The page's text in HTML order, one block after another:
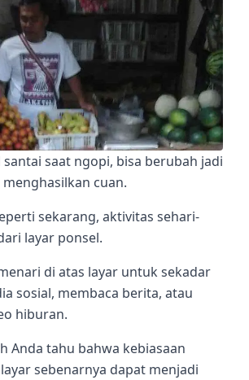
saat ngopi, bisa berubah jadi
cuan.
sekarang, aktivitas sehari-
layar ponsel.
di atas layar untuk sekadar
sosial, membaca berita, atau
hiburan.
Anda tahu bahwa kebiasaan
sebenarnya dapat menjadi